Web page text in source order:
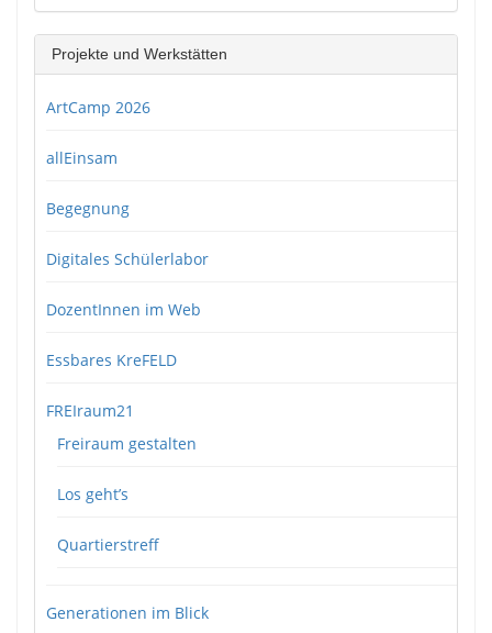
Projekte und Werkstätten
ArtCamp 2026
allEinsam
Begegnung
Digitales Schülerlabor
DozentInnen im Web
Essbares KreFELD
FREIraum21
Freiraum gestalten
Los geht’s
Quartierstreff
Generationen im Blick